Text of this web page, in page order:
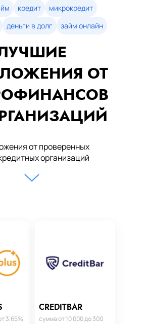
кредит
микрокредит
деньги в долг займ онлайн
ОТ
от проверенных
организаций
3,65%
CREDITBAR
сумма от 10 000 до 300